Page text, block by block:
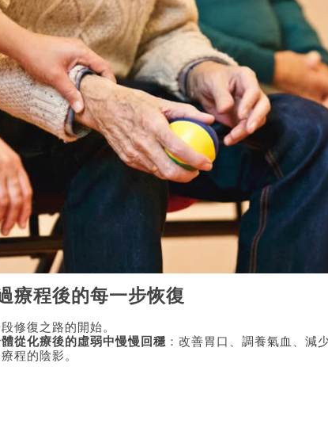
療程後的每一步恢復
修復之路的開始。
從化療後的虛弱中慢慢回穩 ：改善胃口、調養氣血、減
程的陰影。